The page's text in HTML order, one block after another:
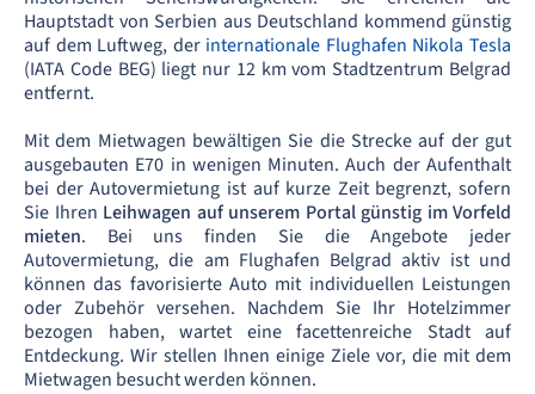
Hauptstadt von Serbien aus Deutschland kommend günstig
auf dem Luftweg, der internationale Flughafen Nikola Tesla
(IATA Code BEG) liegt nur 12 km vom Stadtzentrum Belgrad
entfernt.
Mit dem Mietwagen bewältigen Sie die Strecke auf der gut
ausgebauten E70 in wenigen Minuten. Auch der Aufenthalt
bei der Autovermietung ist auf kurze Zeit begrenzt, sofern
Sie Ihren Leihwagen auf unserem Portal günstig im Vorfeld
mieten. Bei uns finden Sie die Angebote jeder
Autovermietung, die am Flughafen Belgrad aktiv ist und
können das favorisierte Auto mit individuellen Leistungen
oder Zubehör versehen. Nachdem Sie Ihr Hotelzimmer
bezogen haben, wartet eine facettenreiche Stadt auf
Entdeckung. Wir stellen Ihnen einige Ziele vor, die mit dem
Mietwagen besucht werden können.